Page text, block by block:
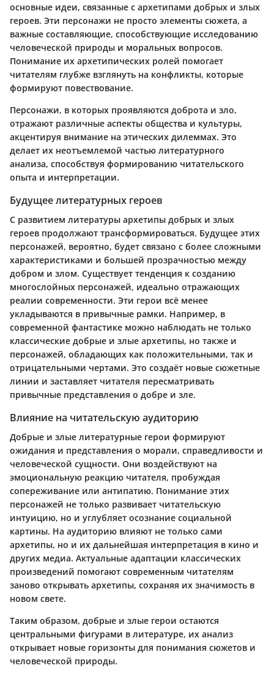
основные идеи, связанные с архетипами добрых и злых
героев. Эти персонажи не просто элементы сюжета, а
важные составляющие, способствующие исследованию
человеческой природы и моральных вопросов.
Понимание их архетипических ролей помогает
читателям глубже взглянуть на конфликты, которые
формируют повествование.
Персонажи, в которых проявляются доброта и зло,
отражают различные аспекты общества и культуры,
акцентируя внимание на этических дилеммах. Это
делает их неотъемлемой частью литературного
анализа, способствуя формированию читательского
опыта и интерпретации.
Будущее литературных героев
С развитием литературы архетипы добрых и злых
героев продолжают трансформироваться. Будущее этих
персонажей, вероятно, будет связано с более сложными
характеристиками и большей прозрачностью между
добром и злом. Существует тенденция к созданию
многослойных персонажей, идеально отражающих
реалии современности. Эти герои всё менее
укладываются в привычные рамки. Например, в
современной фантастике можно наблюдать не только
классические добрые и злые архетипы, но также и
персонажей, обладающих как положительными, так и
отрицательными чертами. Это создаёт новые сюжетные
линии и заставляет читателя пересматривать
привычные представления о добре и зле.
Влияние на читательскую аудиторию
Добрые и злые литературные герои формируют
ожидания и представления о морали, справедливости и
человеческой сущности. Они воздействуют на
эмоциональную реакцию читателя, пробуждая
сопереживание или антипатию. Понимание этих
персонажей не только развивает читательскую
интуицию, но и углубляет осознание социальной
картины. На аудиторию влияют не только сами
архетипы, но и их дальнейшая интерпретация в кино и
других медиа. Актуальные адаптации классических
произведений помогают современным читателям
заново открывать архетипы, сохраняя их значимость в
новом свете.
Таким образом, добрые и злые герои остаются
центральными фигурами в литературе, их анализ
открывает новые горизонты для понимания сюжетов и
человеческой природы.